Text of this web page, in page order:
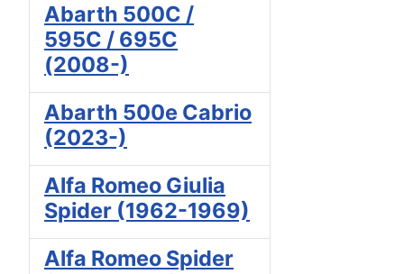
Abarth 500C /
595C / 695C
(2008-)
Abarth 500e Cabrio
(2023-)
Alfa Romeo Giulia
Spider (1962-1969)
Alfa Romeo Spider